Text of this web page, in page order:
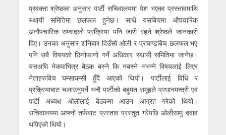
प्रवक्ता श्रेष्ठका अनुसार पार्टी सचिवालयमा पेश भएका प्रस्तावमाथि
स्थायी समितिमा छलफल हुनेछ। साथै यसबिचमा औपचारिक
अनौपचारिक सम्वादको प्रक्रिया पनि जारी रहने श्रेष्ठले जानकारी
दिए। उनका अनुसार शनिबार दिउँसो ओली र प्रचण्डबिच छलफल भए
पनि सबै विषयको छिनोफानो गर्ने अधिकार स्थायी समितिमा जानेछ।
यसअघि नेकपाभित्र बैठक बस्ने कि नबस्ने नभन्ने विषयलाई लिएर
नेताहरुबिच घम्साघम्सी हुँदै आएको थियो। पार्टीलाई विधि र
प्रक्रियाबाट चलाउनुपर्ने भन्दै पार्टीको बहुमत समूहले प्रधानमन्त्री एवं
पार्टी अध्यक्ष ओलीलाई बैठकमा आउन आग्रह गरेको थियो।
सचिवालयमा आफ्नो तर्फबाट प्रस्ताव प्रस्तुत गरेपछि ओलीसामु दवाव
थपिएको थियो।